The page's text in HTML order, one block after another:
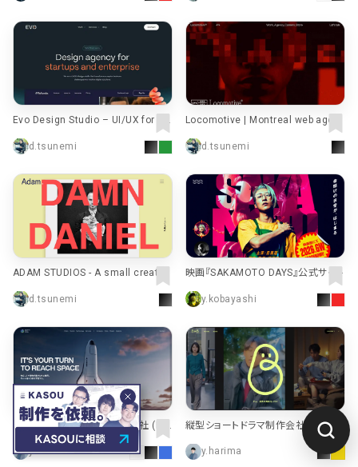
Evo Design Studio – UI/UX for Sa
as, Web and App - Evo Design Stu
diod.tsunemi
Locomotive | Montreal web agen
d.tsunemi
ADAM STUDIOS - A small creative
d.tsunemi
映画『SAKAMOTO DAYS』公式サイト
y.kobayashi
将来宇宙輸送システム株式会社 (IS
C) | 毎日、人や貨物が届けられる世
界。そんな当たり前を宇宙でも。
y.harima
縦型ショートドラマ制作会社｜B4B I
y.harima